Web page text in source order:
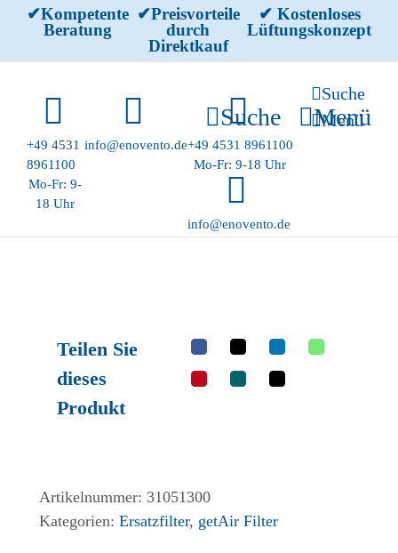
Skip
content
✔Kompetente
Beratung
✔Preisvorteile
durch
Direktkauf
✔ Kostenloses
Lüftungskonzept
+49 4531
8961100
Mo-Fr: 9-
18 Uhr
info@enovento.de+49 4531 8961100
Mo-Fr: 9-18 Uhr
info@enovento.de
Suche
Menü
Menü
Suche
Teilen Sie
dieses
Produkt
Artikelnummer: 31051300
Kategorien:Ersatzfilter, getAir Filter